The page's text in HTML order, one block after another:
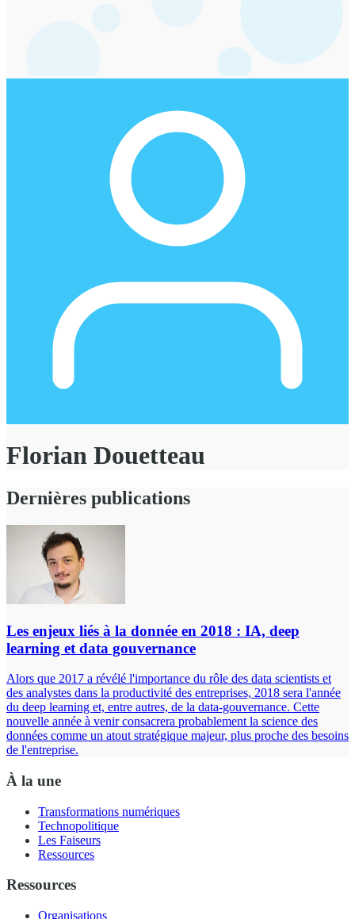
Florian Douetteau
Dernières publications
Les enjeux liés à la donnée en 2018 : IA, deep
learning et data gouvernance
Alors que 2017 a révélé l'importance du rôle des data scientists et
des analystes dans la productivité des entreprises, 2018 sera l'année
du deep learning et, entre autres, de la data-gouvernance. Cette
nouvelle année à venir consacrera probablement la science des
données comme un atout stratégique majeur, plus proche des besoins
de l'entreprise.
À la une
Transformations numériques
Technopolitique
Les Faiseurs
Ressources
Ressources
Organisations